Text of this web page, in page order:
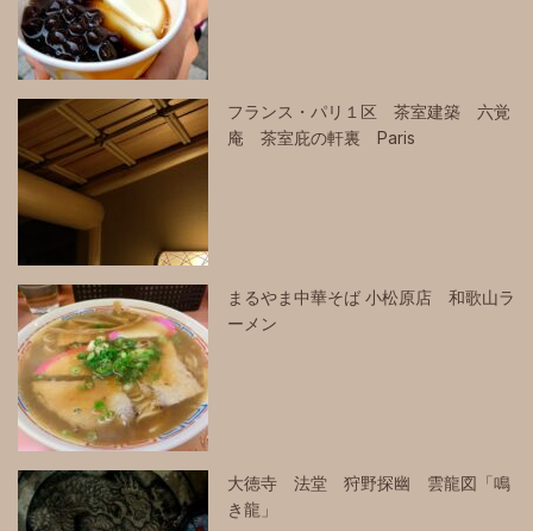
フランス・パリ１区 茶室建築 六覚
庵 茶室庇の軒裏 Paris
まるやま中華そば 小松原店 和歌山ラ
ーメン
大徳寺 法堂 狩野探幽 雲龍図「鳴
き龍」